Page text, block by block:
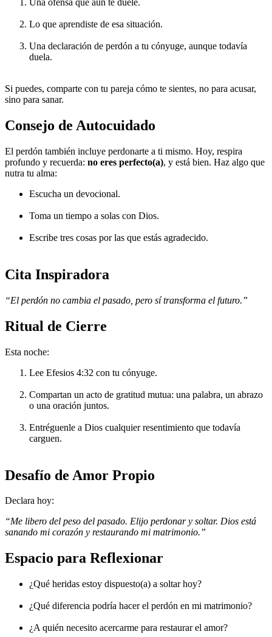
Una ofensa que aún te duele.
Lo que aprendiste de esa situación.
Una declaración de perdón a tu cónyuge, aunque todavía
duela.
Si puedes, comparte con tu pareja cómo te sientes, no para acusar,
sino para sanar.
Consejo de Autocuidado
El perdón también incluye perdonarte a ti mismo. Hoy, respira
profundo y recuerda: no eres perfecto(a), y está bien. Haz algo que
nutra tu alma:
Escucha un devocional.
Toma un tiempo a solas con Dios.
Escribe tres cosas por las que estás agradecido.
Cita Inspiradora
“El perdón no cambia el pasado, pero sí transforma el futuro.”
Ritual de Cierre
Esta noche:
Lee Efesios 4:32 con tu cónyuge.
Compartan un acto de gratitud mutua: una palabra, un abrazo
o una oración juntos.
Entréguenle a Dios cualquier resentimiento que todavía
carguen.
Desafío de Amor Propio
Declara hoy:
“Me libero del peso del pasado. Elijo perdonar y soltar. Dios está
sanando mi corazón y restaurando mi matrimonio.”
Espacio para Reflexionar
¿Qué heridas estoy dispuesto(a) a soltar hoy?
¿Qué diferencia podría hacer el perdón en mi matrimonio?
¿A quién necesito acercarme para restaurar el amor?